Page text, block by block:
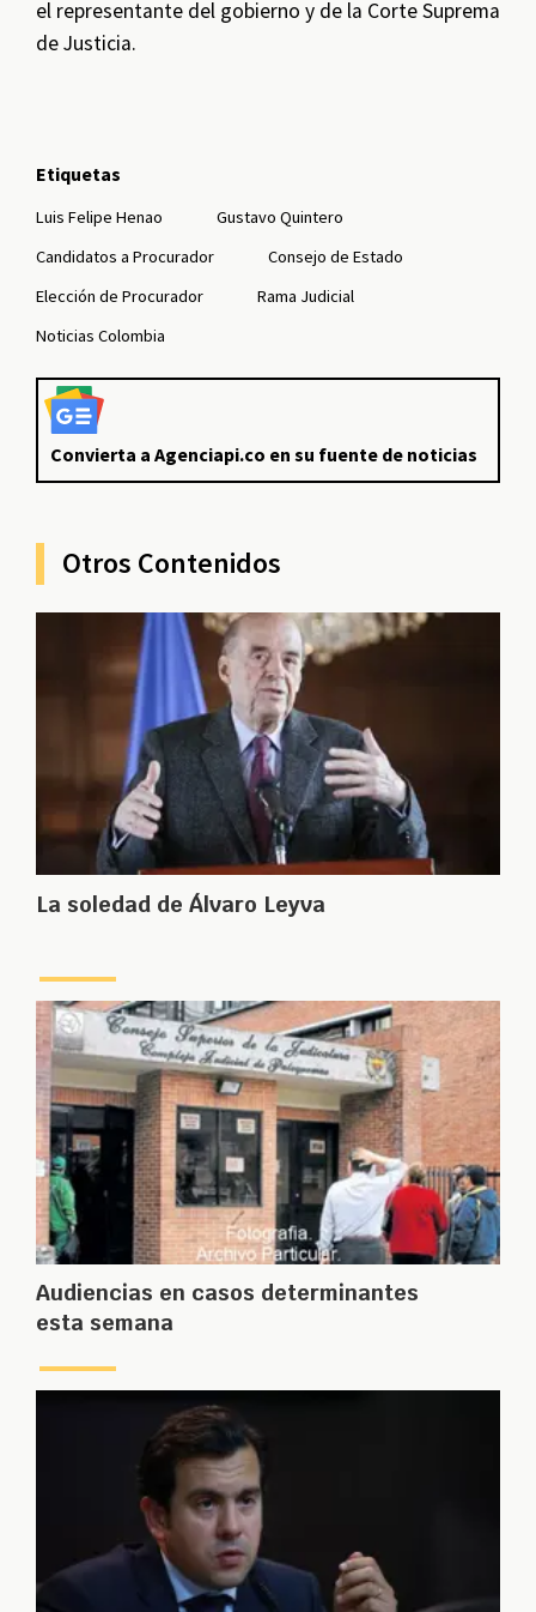
el representante del gobierno y de la Corte Suprema
de Justicia.
Etiquetas
Luis Felipe Henao
Gustavo Quintero
Candidatos a Procurador
Consejo de Estado
Elección de Procurador
Rama Judicial
Noticias Colombia
Convierta a Agenciapi.co en su fuente de noticias
Otros Contenidos
La soledad de Álvaro Leyva
Audiencias en casos determinantes
esta semana